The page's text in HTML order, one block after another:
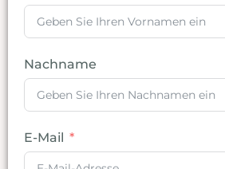
Nachname
E-Mail